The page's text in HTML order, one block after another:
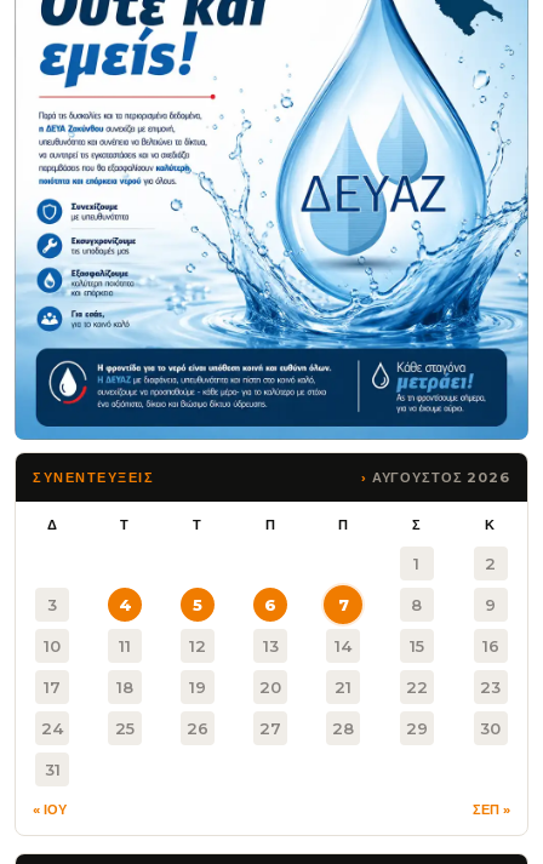
ΣΥΝΕΝΤΕΥΞΕΙΣ ΑΥΓΟΥΣΤΟΣ 2026
Δ Τ Τ Π Π Σ Κ
1 2
3 4 5 6 7 8 9
10 11 12 13 14 15 16
17 18 19 20 21 22 23
24 25 26 27 28 29 30
31
« ΙΟΥ ΣΕΠ »